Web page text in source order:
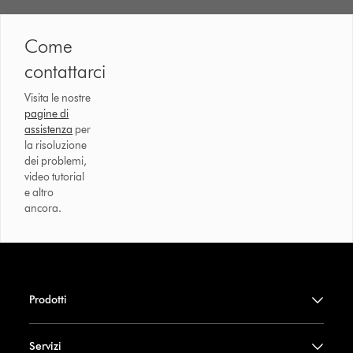
Come
contattarci
Visita le nostre
pagine di
assistenza per
la risoluzione
dei problemi,
video tutorial
e altro
ancora.
Prodotti
Servizi